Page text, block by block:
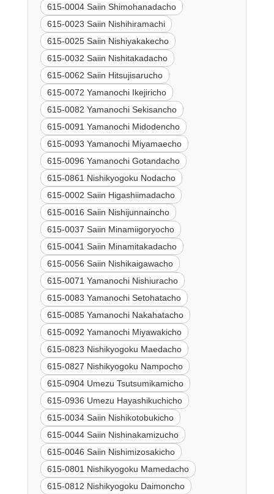
615-0004 Saiin Shimohanadacho
615-0023 Saiin Nishihiramachi
615-0025 Saiin Nishiyakakecho
615-0032 Saiin Nishitakadacho
615-0062 Saiin Hitsujisarucho
615-0072 Yamanochi Ikejiricho
615-0082 Yamanochi Sekisancho
615-0091 Yamanochi Midodencho
615-0093 Yamanochi Miyamaecho
615-0096 Yamanochi Gotandacho
615-0861 Nishikyogoku Nodacho
615-0002 Saiin Higashiimadacho
615-0016 Saiin Nishijunnaincho
615-0037 Saiin Minamiigoryocho
615-0041 Saiin Minamitakadacho
615-0056 Saiin Nishikaigawacho
615-0071 Yamanochi Nishiuracho
615-0083 Yamanochi Setohatacho
615-0085 Yamanochi Nakahatacho
615-0092 Yamanochi Miyawakicho
615-0823 Nishikyogoku Maedacho
615-0827 Nishikyogoku Nampocho
615-0904 Umezu Tsutsumikamicho
615-0936 Umezu Hayashikuchicho
615-0034 Saiin Nishikotobukicho
615-0044 Saiin Nishinakamizucho
615-0046 Saiin Nishimizosakicho
615-0801 Nishikyogoku Mamedacho
615-0812 Nishikyogoku Daimoncho